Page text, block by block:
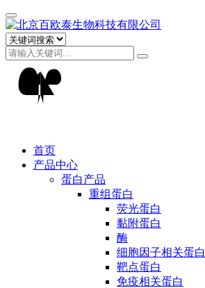
首页
产品中心
蛋白产品
重组蛋白
荧光蛋白
黏附蛋白
酶
细胞因子相关蛋白
靶点蛋白
免疫相关蛋白